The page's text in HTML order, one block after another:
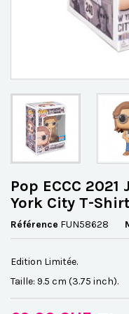
Pop ECCC
York City T-
Référence FUN58628
Edition Limitée.
Taille: 9.5 cm (3.75 inch).